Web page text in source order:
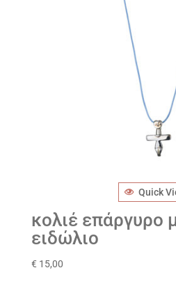
Quick
κολιέ επάργυρο
ειδώλιο
€ 15,00